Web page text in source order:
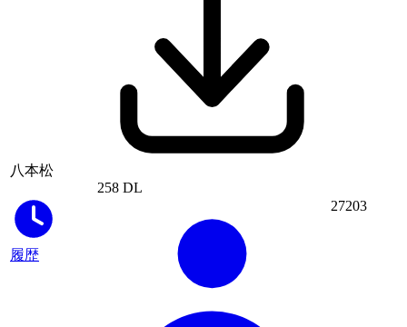
八本松
履歴
258 DL
27203